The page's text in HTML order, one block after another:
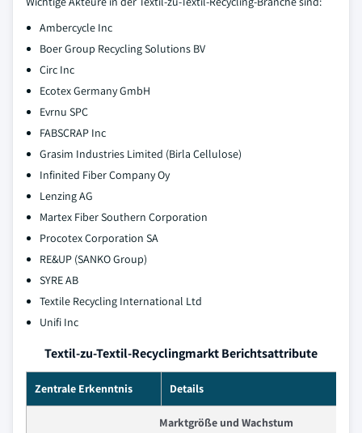
Ambercycle Inc
Boer Group Recycling Solutions BV
Circ Inc
Ecotex Germany GmbH
Evrnu SPC
FABSCRAP Inc
Grasim Industries Limited (Birla Cellulose)
Infinited Fiber Company Oy
Lenzing AG
Martex Fiber Southern Corporation
Procotex Corporation SA
RE&UP (SANKO Group)
SYRE AB
Textile Recycling International Ltd
Unifi Inc
Textil-zu-Textil-Recyclingmarkt Berichtsattribute
Zentrale Erkenntnis Details
Marktgröße und Wachstum